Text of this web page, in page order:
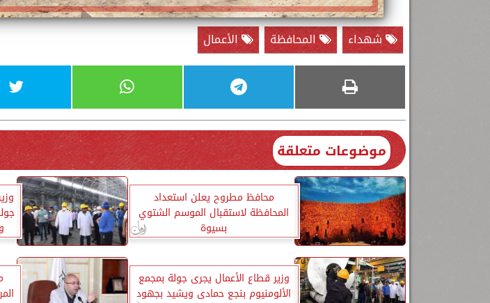
شهداء المحافظة الأعمال
موضوعات متعلقة
محافظ مطروح يعلن استعداد
المحافظة لاستقبال الموسم الشتوي
بسيوة
وزير قطاع الأعمال يجرى جولة بمجمع
الألومنيوم بنجع حمادى ويشيد بجهود